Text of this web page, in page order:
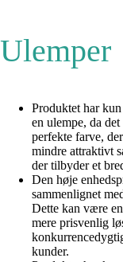
Ulemper
Produktet har
en ulempe, da
perfekte farve,
mindre attraktivt
der tilbyder et
Den høje
sammenlignet
Dette kan være
mere prisvenlig
kunder.